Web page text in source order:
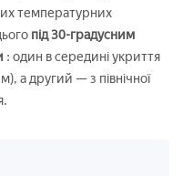
температурних
під 30-градусним
: один в середині укриття
а другий — з північної